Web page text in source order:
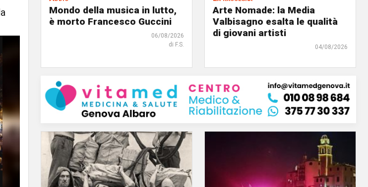
Mondo della musica in lutto,
è morto Francesco Guccini
06/08/2026
di F.S.
Arte Nomade: la Media
Valbisagno esalta le qualità
di giovani artisti
04/08/2026